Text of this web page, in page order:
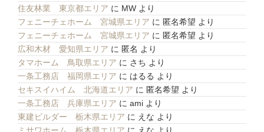
住友林業 東京都エリア に MW より
フェニーチェホーム 宮城県エリア に 匿名希望 より
フェニーチェホーム 宮城県エリア に 匿名希望 より
広和木材 愛知県エリア に 匿名 より
タマホーム 鳥取県エリア に さち より
一条工務店 福岡県エリア に はるる より
セキスイハイム 北海道エリア に 匿名希望 より
一条工務店 兵庫県エリア に ami より
東建ビルダー 栃木県エリア に えな より